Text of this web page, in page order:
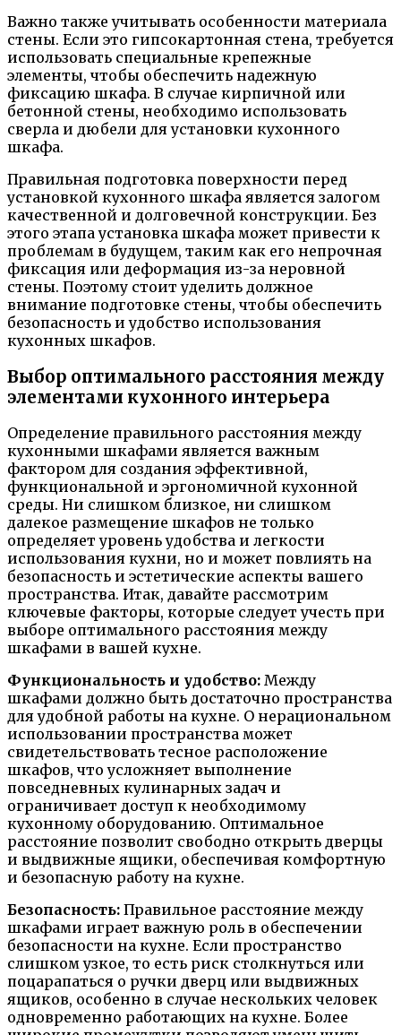
Важно также учитывать особенности материала
стены. Если это гипсокартонная стена, требуется
использовать специальные крепежные
элементы, чтобы обеспечить надежную
фиксацию шкафа. В случае кирпичной или
бетонной стены, необходимо использовать
сверла и дюбели для установки кухонного
шкафа.
Правильная подготовка поверхности перед
установкой кухонного шкафа является залогом
качественной и долговечной конструкции. Без
этого этапа установка шкафа может привести к
проблемам в будущем, таким как его непрочная
фиксация или деформация из-за неровной
стены. Поэтому стоит уделить должное
внимание подготовке стены, чтобы обеспечить
безопасность и удобство использования
кухонных шкафов.
Выбор оптимального расстояния между
элементами кухонного интерьера
Определение правильного расстояния между
кухонными шкафами является важным
фактором для создания эффективной,
функциональной и эргономичной кухонной
среды. Ни слишком близкое, ни слишком
далекое размещение шкафов не только
определяет уровень удобства и легкости
использования кухни, но и может повлиять на
безопасность и эстетические аспекты вашего
пространства. Итак, давайте рассмотрим
ключевые факторы, которые следует учесть при
выборе оптимального расстояния между
шкафами в вашей кухне.
Функциональность и удобство: Между
шкафами должно быть достаточно пространства
для удобной работы на кухне. О нерациональном
использовании пространства может
свидетельствовать тесное расположение
шкафов, что усложняет выполнение
повседневных кулинарных задач и
ограничивает доступ к необходимому
кухонному оборудованию. Оптимальное
расстояние позволит свободно открыть дверцы
и выдвижные ящики, обеспечивая комфортную
и безопасную работу на кухне.
Безопасность: Правильное расстояние между
шкафами играет важную роль в обеспечении
безопасности на кухне. Если пространство
слишком узкое, то есть риск столкнуться или
поцарапаться о ручки дверц или выдвижных
ящиков, особенно в случае нескольких человек
одновременно работающих на кухне. Более